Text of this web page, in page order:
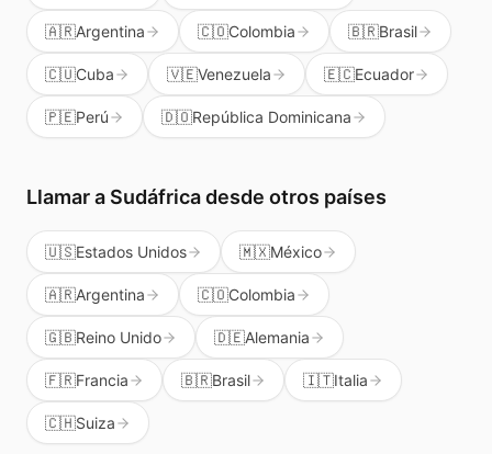
🇦🇷Argentina 🇨🇴Colombia 🇧🇷Brasil
🇨🇺Cuba 🇻🇪Venezuela 🇪🇨Ecuador
🇵🇪Perú 🇩🇴República Dominicana
Llamar a Sudáfricadesde otros países
🇺🇸Estados Unidos 🇲🇽México
🇦🇷Argentina 🇨🇴Colombia
🇬🇧Reino Unido 🇩🇪Alemania
🇫🇷Francia 🇧🇷Brasil 🇮🇹Italia
🇨🇭Suiza